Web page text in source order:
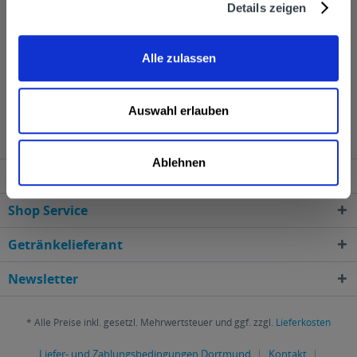
Details zeigen
Alle zulassen
Auswahl erlauben
Ablehnen
Filterung sind alle Destillate besonders mild, rein und
weich im Geschmack.", so der Hersteller.
Berliner Brandstifter wird in den folgenden Regionen,
Städten, Orten und Postleitzahl-Gebieten geliefert
Shop Service
Getränkelieferant
Newsletter
* Alle Preise inkl. gesetzl. Mehrwertsteuer und ggf. zzgl. Lieferkosten
Liefer- und Zahlungsbedingungen Dortmund Kontakt